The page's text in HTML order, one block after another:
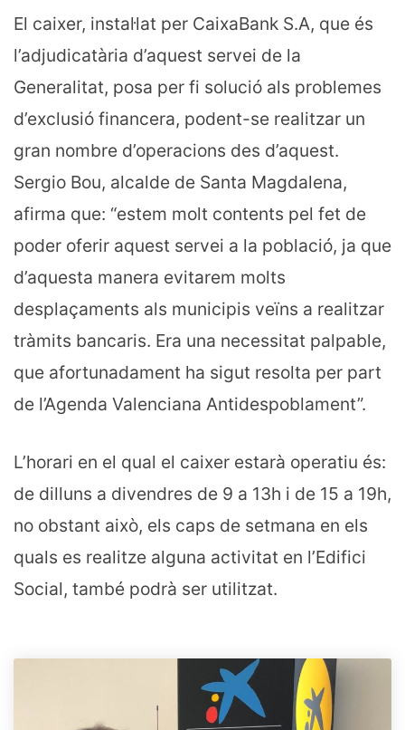
El caixer, instal·lat per CaixaBank S.A, que és
l’adjudicatària d’aquest servei de la
Generalitat, posa per fi solució als problemes
d’exclusió financera, podent-se realitzar un
gran nombre d’operacions des d’aquest.
Sergio Bou, alcalde de Santa Magdalena,
afirma que: “estem molt contents pel fet de
poder oferir aquest servei a la població, ja que
d’aquesta manera evitarem molts
desplaçaments als municipis veïns a realitzar
tràmits bancaris. Era una necessitat palpable,
que afortunadament ha sigut resolta per part
de l’Agenda Valenciana Antidespoblament”.
L’horari en el qual el caixer estarà operatiu és:
de dilluns a divendres de 9 a 13h i de 15 a 19h,
no obstant això, els caps de setmana en els
quals es realitze alguna activitat en l’Edifici
Social, també podrà ser utilitzat.